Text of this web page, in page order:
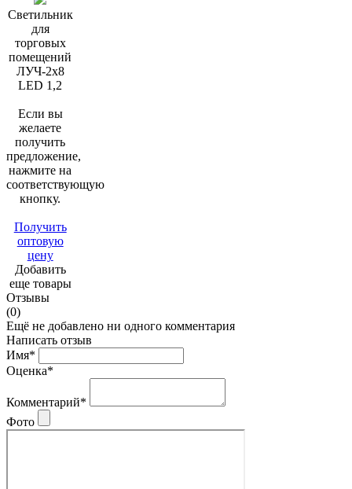
Светильник
для
торговых
помещений
ЛУЧ-2х8
LED 1,2
Если вы
желаете
получить
предложение,
нажмите на
соответствующую
кнопку.
Получить
оптовую
цену
Добавить
еще товары
Отзывы
(0)
Ещё не добавлено ни одного комментария
Написать отзыв
Имя*
Оценка*
Комментарий*
Фото